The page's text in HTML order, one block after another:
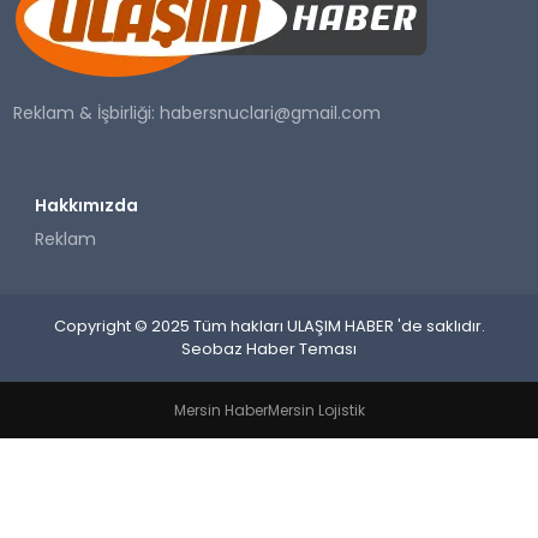
SAĞLIK
YAŞAM
Reklam & İşbirliği:habersnuclari@gmail.com
Hakkımızda
Reklam
Copyright © 2025 Tüm hakları ULAŞIM HABER 'de saklıdır.
Seobaz Haber Teması
Mersin HaberMersin Lojistik